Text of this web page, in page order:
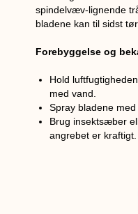
spindelvæv-lignende
bladene kan til sidst
Forebyggelse og
Hold
med vand.
Spray bladene
Brug insektsæber
angrebet er kraftigt.